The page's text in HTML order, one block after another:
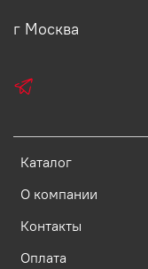
Каталог
О компании
Контакты
Оплата
г Москва